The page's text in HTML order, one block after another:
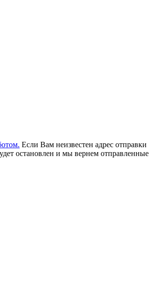
Если Вам неизвестен адрес отправки
остановлен и мы вернем отправленные